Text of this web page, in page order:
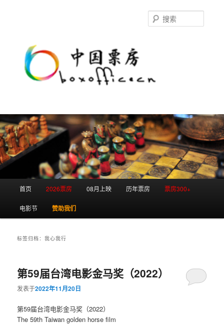
首页 2026票房 08月上映 历年票房 票房300+
电影节 赞助我们
标签归档：我心我行
第59届台湾电影金马奖（2022）
发表于2022年11月20日
第59届台湾电影金马奖（2022）
The 59th Taiwan golden horse film